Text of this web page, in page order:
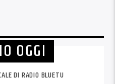
OGGI
DI RADIO BLUETU